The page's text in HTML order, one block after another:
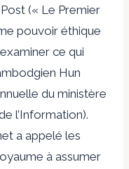
(« Le Premier
pouvoir éthique
ce qui
Hun
du ministère
l’Information).
a appelé les
à assumer